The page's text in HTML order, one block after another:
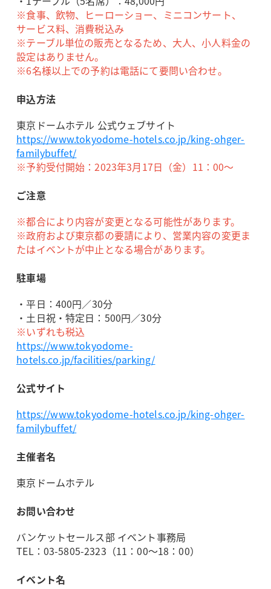
※食事、飲物、ヒーローショー、ミニコンサート、
サービス料、消費税込み
※テーブル単位の販売となるため、大人、小人料金の
設定はありません。
※6名様以上での予約は電話にて要問い合わせ。
申込方法
東京ドームホテル 公式ウェブサイト
https://www.tokyodome-hotels.co.jp/king-ohger-
familybuffet/
※予約受付開始：2023年3月17日（金）11：00～
ご注意
※都合により内容が変更となる可能性があります。
※政府および東京都の要請により、営業内容の変更ま
たはイベントが中止となる場合があります。
駐車場
・平日：400円／30分
・土日祝・特定日：500円／30分
※いずれも税込
https://www.tokyodome-
hotels.co.jp/facilities/parking/
公式サイト
https://www.tokyodome-hotels.co.jp/king-ohger-
familybuffet/
主催者名
東京ドームホテル
お問い合わせ
バンケットセールス部 イベント事務局
TEL：03-5805-2323（11：00～18：00）
イベント名